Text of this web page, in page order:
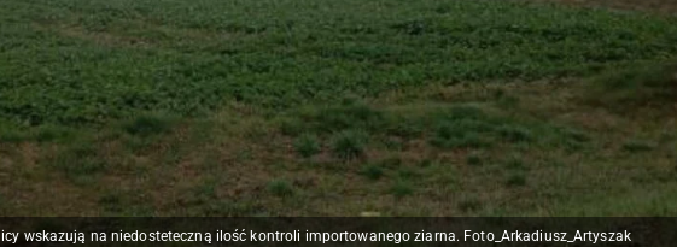
wskazują na niedosteteczną ilość kontroli importowanego ziarna. Foto_Arkadiusz_Artyszak